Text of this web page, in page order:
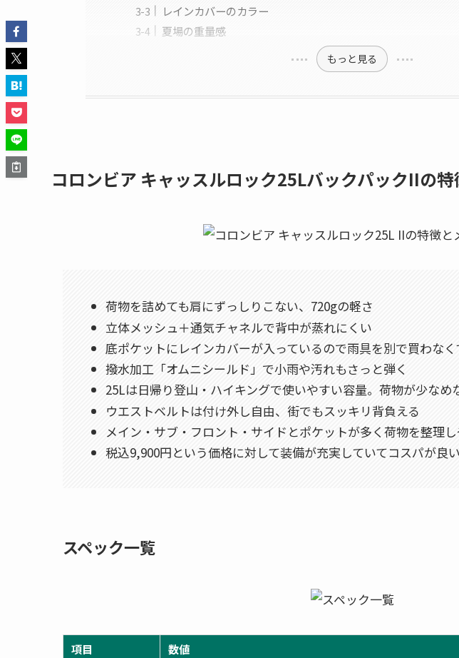
レインカバーのカラー
夏場の重量感
もっと見る
コロンビア キャッスルロック25LバックパックIIの
荷物を詰めても肩にずっしりこない、720gの軽さ
立体メッシュ＋通気チャネルで背中が蒸れにくい
底ポケットにレインカバーが入っているので雨具を別で買わなく
撥水加工「オムニシールド」で小雨や汚れもさっと弾く
25Lは日帰り登山・ハイキングで使いやすい容量。荷物が少なめ
ウエストベルトは付け外し自由、街でもスッキリ背負える
メイン・サブ・フロント・サイドとポケットが多く荷物を整理
税込9,900円という価格に対して装備が充実していてコスパが良い
スペック一覧
項目
数値